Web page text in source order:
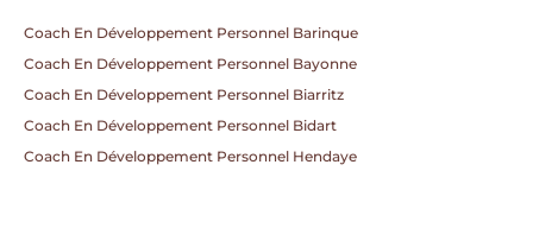
Coach En Développement Personnel Barinque
Coach En Développement Personnel Bayonne
Coach En Développement Personnel Biarritz
Coach En Développement Personnel Bidart
Coach En Développement Personnel Hendaye